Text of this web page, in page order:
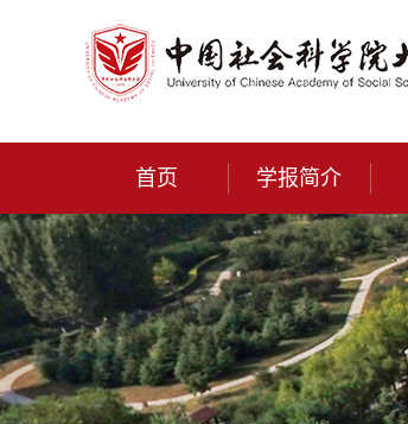
首页 学报简介